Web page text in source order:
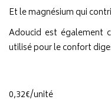
Et le magnésium qui
Adoucid est également
utilisé pour le confort
0,32€/unité